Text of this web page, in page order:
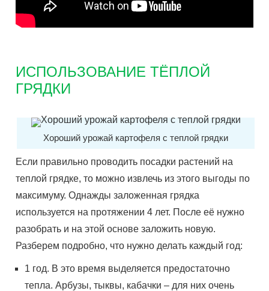
ИСПОЛЬЗОВАНИЕ ТЁПЛОЙ
ГРЯДКИ
Хороший урожай картофеля с теплой грядки
Если правильно проводить посадки растений на
теплой грядке, то можно извлечь из этого выгоды по
максимуму. Однажды заложенная грядка
используется на протяжении 4 лет. После её нужно
разобрать и на этой основе заложить новую.
Разберем подробно, что нужно делать каждый год:
1 год. В это время выделяется предостаточно
тепла. Арбузы, тыквы, кабачки – для них очень